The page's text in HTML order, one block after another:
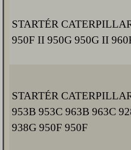
STARTÉR
950F II 950G 950G II
STARTÉR
953B 953C 963B 963C
938G 950F 950F